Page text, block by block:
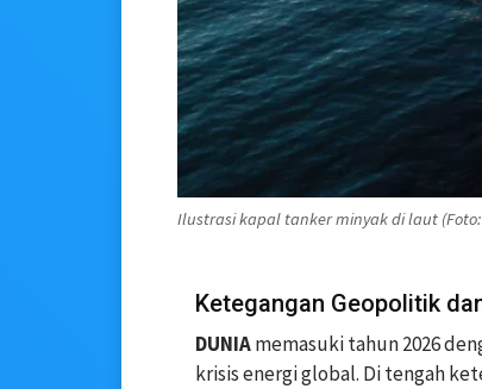
Ilustrasi kapal tanker minyak di laut
Ketegangan Geopolitik
DUNIAmemasuki tahun 2026
krisis energi global. Di tengah